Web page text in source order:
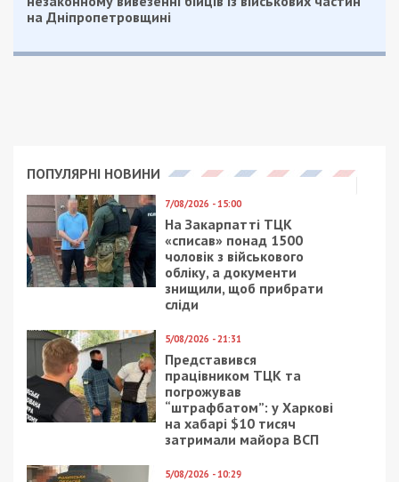
на Дніпропетровщині
ПОПУЛЯРНІ НОВИНИ
7/08/2026 - 15:00
На Закарпатті ТЦК
«списав» понад 1500
чоловік з військового
обліку, а документи
знищили, щоб прибрати
сліди
5/08/2026 - 21:31
Представився
працівником ТЦК та
погрожував
“штрафбатом”: у Харкові
на хабарі $10 тисяч
затримали майора ВСП
5/08/2026 - 10:29